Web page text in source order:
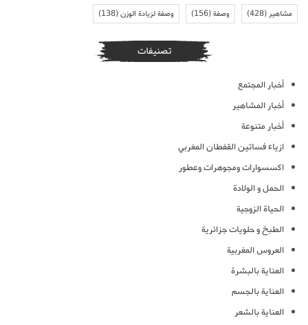
مشاهير (428) وصفة(156) وصفة لزيادة الوزن(138)
تصنيفات
أخبار المجتمع
أخبار المشاهير
أخبار متنوعة
ازياء فساتين القفطان المغربي
اكسسوارات ومجوهرات وعطور
الحمل و الولادة
الحياة الزوجية
الطبخ و حلويات جزائرية
العروس المغربية
العناية بالبشرة
العناية بالجسم
العناية بالشعر